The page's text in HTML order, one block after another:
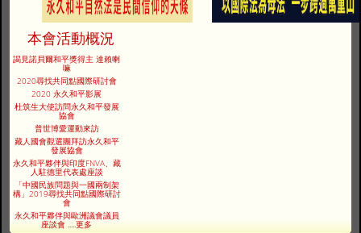
本會活動概況
謁見諾貝爾和平獎得主 達賴喇
嘛
2020尋找共同點國際研討會
2020 永久和平影展
杜筑生大使訪問永久和平發展
協會
普世博愛運動來訪
藏人國會觀選團拜訪永久和平
發展協會
永久和平夥伴與印度FNVA、藏
人駐德里代表處座談
「中國民族問題與一國兩制架
構」2019尋找共同點國際研討
會
永久和平夥伴與歐洲議會議員
座談會.....更多